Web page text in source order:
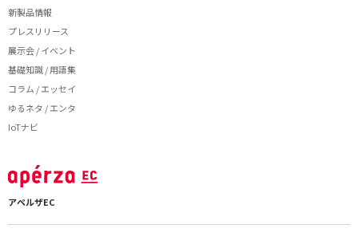
新製品情報
プレスリリース
展示会 / イベント
基礎知識 / 用語集
コラム / エッセイ
ゆるネタ / エンタ
IoTナビ
アペルザEC